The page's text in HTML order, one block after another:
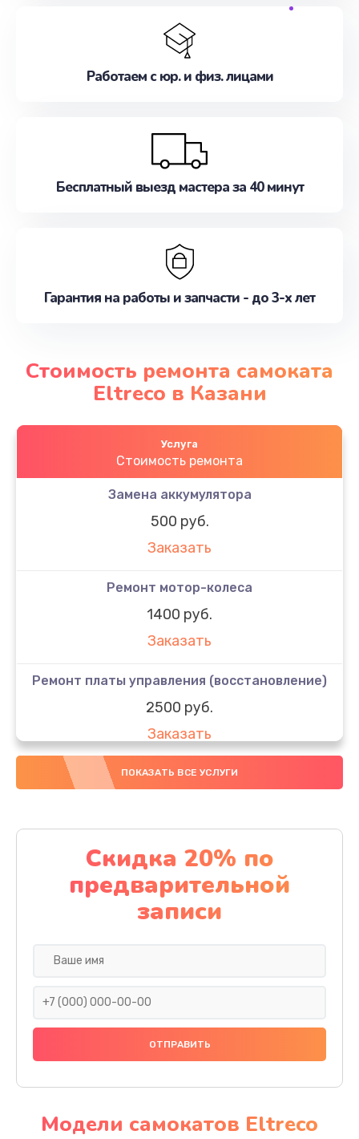
Работаем с юр. и физ. лицами
Бесплатный выезд мастера за 40 минут
Гарантия на работы и запчасти - до 3-х лет
Стоимость ремонта самоката
Eltreco в Казани
Услуга
Стоимость ремонта
Замена аккумулятора
500 руб.
Заказать
Ремонт мотор-колеса
1400 руб.
Заказать
Ремонт платы управления (восстановление)
2500 руб.
Заказать
Восстановление разъемов питания
Заказать
Замена корпуса
900 руб.
Заказать
Восстановление после попадания влаги
Замена датчика холла
ПОКАЗАТЬ ВСЕ УСЛУГИ
Скидка 20% по
предварительной
записи
Модели самокатов Eltreco